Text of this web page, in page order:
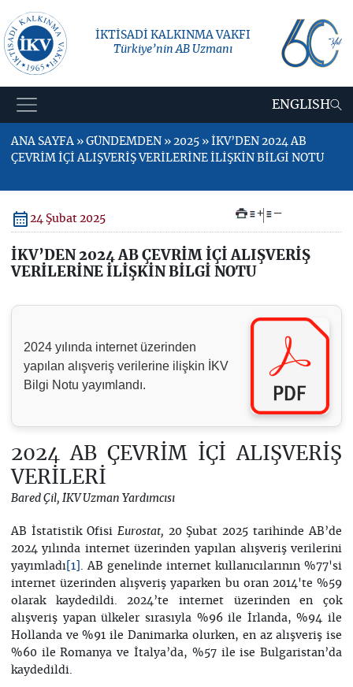
İKTİSADİ KALKINMA VAKFI
Türkiye’nin AB Uzmanı
ENGLISH
ANA SAYFA » GÜNDEMDEN » 2025 » İKV’DEN 2024 AB
ÇEVRİM İÇİ ALIŞVERİŞ VERİLERİNE İLİŞKİN BİLGİ NOTU
24 Şubat 2025 + –
İKV’DEN 2024 AB ÇEVRİM İÇİ ALIŞVERİŞ
VERİLERİNE İLİŞKİN BİLGİ NOTU
2024 yılında internet üzerinden
yapılan alışveriş verilerine ilişkin İKV
Bilgi Notu yayımlandı.
2024 AB ÇEVRİM İÇİ ALIŞVERİŞ
VERİLERİ
Bared Çil, İKV Uzman Yardımcısı
AB İstatistik Ofisi Eurostat, 20 Şubat 2025 tarihinde AB’de
2024 yılında internet üzerinden yapılan alışveriş verilerini
yayımladı[1] . AB genelinde internet kullanıcılarının %77'si
internet üzerinden alışveriş yaparken bu oran 2014'te %59
olarak kaydedildi. 2024’te internet üzerinden en çok
alışveriş yapan ülkeler sırasıyla %96 ile İrlanda, %94 ile
Hollanda ve %91 ile Danimarka olurken, en az alışveriş ise
%60 ile Romanya ve İtalya’da, %57 ile ise Bulgaristan’da
kaydedildi.